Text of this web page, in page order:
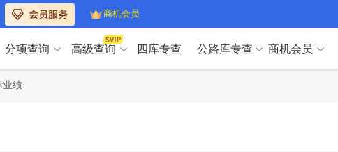
商机会员
分项查询 高级查询 四库专查 公路库专查 商机会员
业绩